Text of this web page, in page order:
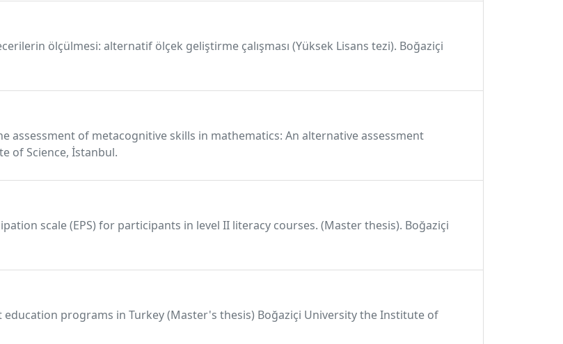
ölçülmesi: alternatif ölçek geliştirme çalışması (Yüksek Lisans tezi). Boğaziçi
assessment of metacognitive skills in mathematics: An alternative assessment
of Science, İstanbul.
scale (EPS) for participants in level II literacy courses. (Master thesis). Boğaziçi
education programs in Turkey (Master's thesis) Boğaziçi University the Institute of